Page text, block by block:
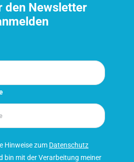
den Newsletter
Hinweise zum Datenschutz
bin mit der Verarbeitung meiner